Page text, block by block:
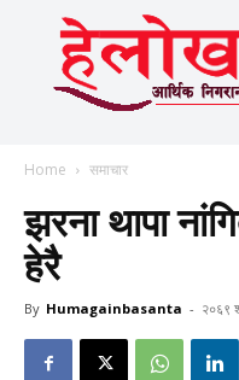
Home समाचार
झरना थापा
हेरै
By Humagainbasanta - २०६९